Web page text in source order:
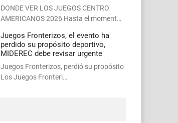
DONDE VER LOS JUEGOS CENTRO
AMERICANOS 2026 Hasta el moment…
Juegos Fronterizos, el evento ha
perdido su propósito deportivo,
MIDEREC debe revisar urgente
Juegos Fronterizos, perdió su propósito
Los Juegos Fronteri…